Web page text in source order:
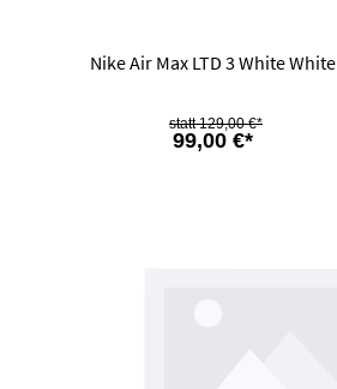
Nike Air Max LTD 3 White White
99,00 €*
129,00 €*